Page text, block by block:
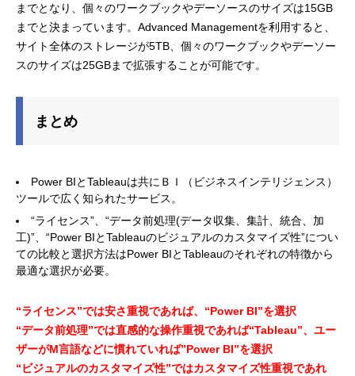
までとなり、個々のワークブックやデーソースのサイズは15GB
までと決まっています。Advanced Managementを利用すると、
サイト全体のストレージが5TB、個々のワークブックやデーソー
スのサイズは25GBまで拡張することが可能です。
まとめ
Power BIとTableauは共にＢＩ（ビジネスインテリジェンス）
ツールで広く知られたサービス。
“ライセンス”、“データ前処理(データ収集、集計、統合、加
工)”、“Power BIとTableauのビジュアルのカスタマイズ性”につい
ての比較と選択方法はPower BIとTableauのそれぞれの特徴から
最適な選択が必要。
“ライセンス”では安さ重視であれば、“Power BI”を選択
“データ前処理”では直感的な操作重視であれば“Tableau”、ユー
ザーがM言語などに慣れていれば”Power BI”を選択
“ビジュアルのカスタマイズ性”ではカスタマイズ性重視であれ